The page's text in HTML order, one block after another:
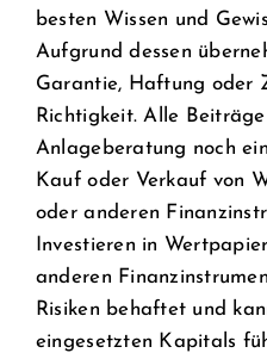
besten Wissen und
Aufgrund dessen
Garantie, Haftung oder
Richtigkeit. Alle
Anlageberatung noch
Kauf oder Verkauf von
oder anderen
Investieren in
anderen
Risiken behaftet und
eingesetzten Kapitals